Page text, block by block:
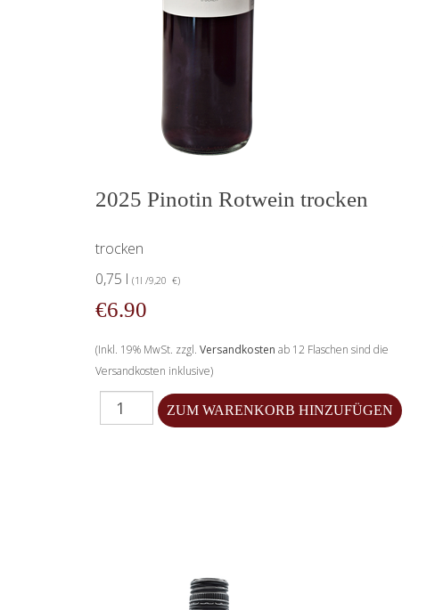
2025 Pinotin Rotwein trocken
trocken
0,75 l (1l /9,20 €)
€6.90
(Inkl. 19% MwSt. zzgl. Versandkosten ab 12 Flaschen sind die
Versandkosten inklusive)
Menge für 2025 Pinotin Rotwein trocken